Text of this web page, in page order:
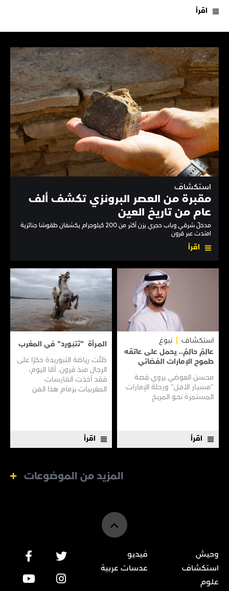
اقرأ
استكشاف
مقبرة من العصر البرونزي تكشف ألف
عام من تاريخ العين
مدخلٌ شرقي وباب حجري يزن أكثر من 200 كيلوجرام يكشفان طقوسًا جنائزية
امتدت عبر قرون
اقرأ
استكشاف
نبوغ
عالِمٌ حالِمٌ.. يحمل على عاتقه
طموح الإمارات الفضائي
محسن العوضي يروي قصـة
"مسبـار الأمـل" ورحلة الإمارات
المستمرة نحـو المريـخ
اقرأ
المـرأة "تَتبَـورد" في المغرب
ظلّت رياضة التبوريدة حكرًا على
الرجال منذ قرون. أمّا اليوم،
فقد أخذت الفارسات
المغربيات بزمام هذا الفن
اقرأ
المزيد من الموضوعات
وحيش
استكشاف
علوم
فيديو
عدسات عربية